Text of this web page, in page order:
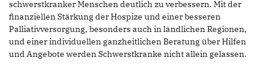
schwerstkranker Menschen deutlich zu verbessern. Mit der
finanziellen Stärkung der Hospize und einer besseren
Palliativversorgung, besonders auch in ländlichen Regionen,
und einer individuellen ganzheitlichen Beratung über Hilfen
und Angebote werden Schwerstkranke nicht allein gelassen.